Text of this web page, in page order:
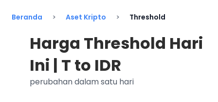
Beranda Aset Kripto Threshold
Harga Threshold Hari
Ini | T to IDR
perubahan dalam satu hari